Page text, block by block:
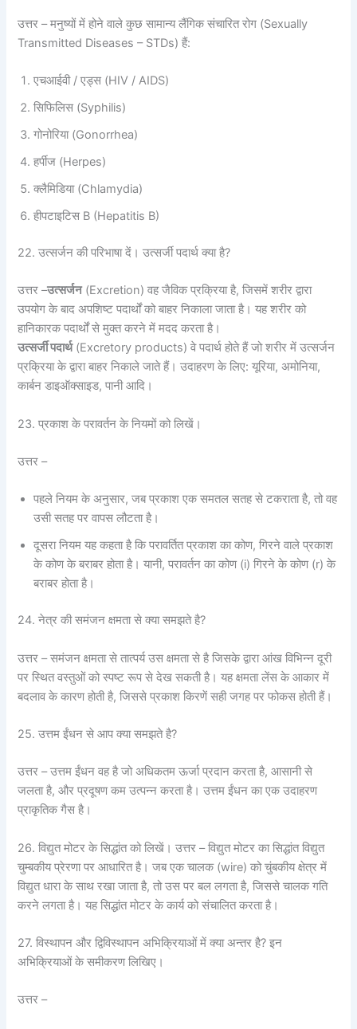
उत्तर – मनुष्यों में होने वाले कुछ सामान्य लैंगिक संचारित रोग (Sexually
Transmitted Diseases – STDs) हैं:
एचआईवी / एड्स (HIV / AIDS)
सिफिलिस (Syphilis)
गोनोरिया (Gonorrhea)
हर्पीज (Herpes)
क्लैमिडिया (Chlamydia)
हीपटाइटिस B (Hepatitis B)
22. उत्सर्जन की परिभाषा दें। उत्सर्जी पदार्थ क्या है?
उत्तर –उत्सर्जन(Excretion) वह जैविक प्रक्रिया है, जिसमें शरीर द्वारा
उपयोग के बाद अपशिष्ट पदार्थों को बाहर निकाला जाता है। यह शरीर को
हानिकारक पदार्थों से मुक्त करने में मदद करता है।
उत्सर्जी पदार्थ(Excretory products) वे पदार्थ होते हैं जो शरीर में उत्सर्जन
प्रक्रिया के द्वारा बाहर निकाले जाते हैं। उदाहरण के लिए: यूरिया, अमोनिया,
कार्बन डाइऑक्साइड, पानी आदि।
23. प्रकाश के परावर्तन के नियमों को लिखें।
उत्तर –
पहले नियम के अनुसार, जब प्रकाश एक समतल सतह से टकराता है, तो वह
उसी सतह पर वापस लौटता है।
दूसरा नियम यह कहता है कि परावर्तित प्रकाश का कोण, गिरने वाले प्रकाश
के कोण के बराबर होता है। यानी, परावर्तन का कोण (i) गिरने के कोण (r) के
बराबर होता है।
24. नेत्र की समंजन क्षमता से क्या समझते है?
उत्तर – समंजन क्षमता से तात्पर्य उस क्षमता से है जिसके द्वारा आंख विभिन्न दूरी
पर स्थित वस्तुओं को स्पष्ट रूप से देख सकती है। यह क्षमता लेंस के आकार में
बदलाव के कारण होती है, जिससे प्रकाश किरणें सही जगह पर फोकस होती हैं।
25. उत्तम ईंधन से आप क्या समझते है?
उत्तर – उत्तम ईंधन वह है जो अधिकतम ऊर्जा प्रदान करता है, आसानी से
जलता है, और प्रदूषण कम उत्पन्न करता है। उत्तम ईंधन का एक उदाहरण
प्राकृतिक गैस है।
26. विद्युत मोटर के सिद्धांत को लिखें। उत्तर – विद्युत मोटर का सिद्धांत विद्युत
चुम्बकीय प्रेरणा पर आधारित है। जब एक चालक (wire) को चुंबकीय क्षेत्र में
विद्युत धारा के साथ रखा जाता है, तो उस पर बल लगता है, जिससे चालक गति
करने लगता है। यह सिद्धांत मोटर के कार्य को संचालित करता है।
27. विस्थापन और द्विविस्थापन अभिक्रियाओं में क्या अन्तर है? इन
अभिक्रियाओं के समीकरण लिखिए।
उत्तर –